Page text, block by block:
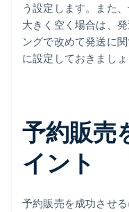
う設定します。また
大きく空く場合は、
ングで改めて発送に
に設定しておきましょ
予約販売
イント
予約販売を成功させ